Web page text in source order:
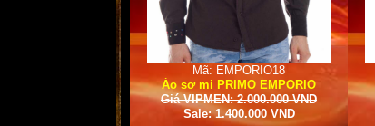
Mã: EMPORIO18
Áo sơ mi PRIMO EMPORIO
Giá VIPMEN: 2.000.000 VND
Sale: 1.400.000 VND